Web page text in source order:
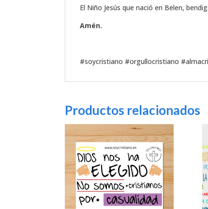
El Niño Jesús que nació en Belen,
Amén.
#soycristiano #orgullocristiano
Productos relacionados